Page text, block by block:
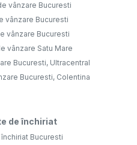
vânzare Bucuresti
vânzare Bucuresti
vânzare Bucuresti
vânzare Satu Mare
Bucuresti, Ultracentral
Bucuresti, Colentina
de închiriat
Bucuresti